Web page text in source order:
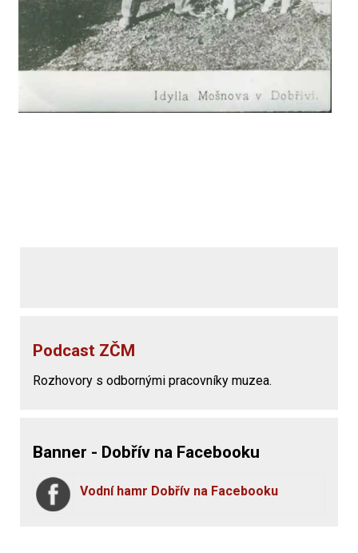
Podcast ZČM
Rozhovory s odbornými pracovníky muzea.
Banner - Dobřív na Facebooku
Vodní hamr Dobřív na Facebooku